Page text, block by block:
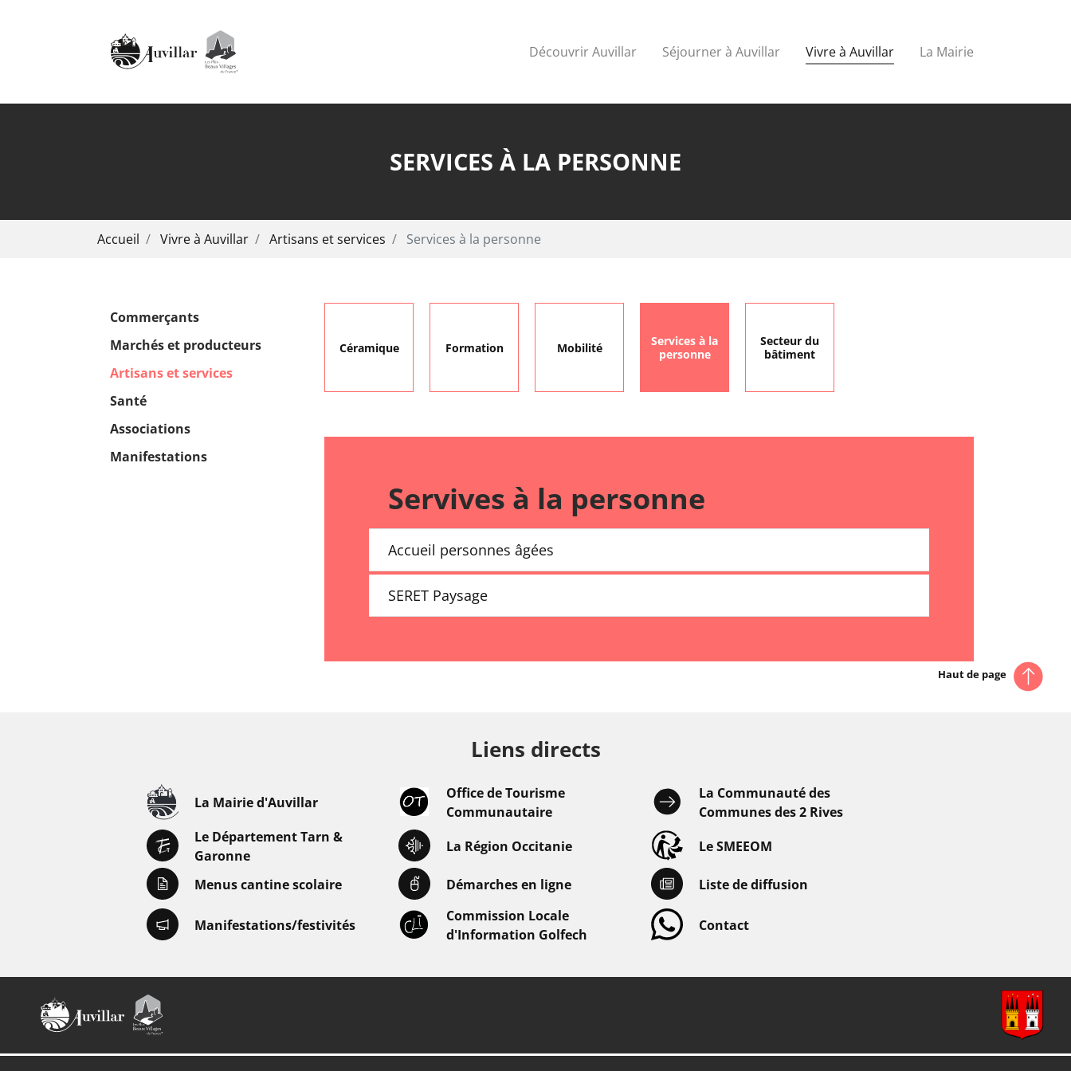
Découvrir Auvillar Séjourner à Auvillar Vivre à Auvillar La Mairie
SERVICES À LA PERSONNE
Accueil Vivre à Auvillar Artisans et services Services à la personne
Commerçants
Marchés et producteurs
Artisans et services
Santé
Associations
Manifestations
Céramique Formation Mobilité
Services à la
personne
Secteur du
bâtiment
Servives à la personne
Accueil personnes âgées
SERET Paysage
Haut de page
Liens directs
La Mairie d'Auvillar
Office de Tourisme
Communautaire
La Communauté des
Communes des 2 Rives
Le Département Tarn &
Garonne
La Région Occitanie Le SMEEOM
Menus cantine scolaire Démarches en ligne Liste de diffusion
Manifestations/festivités
Commission Locale
d'Information Golfech
Contact